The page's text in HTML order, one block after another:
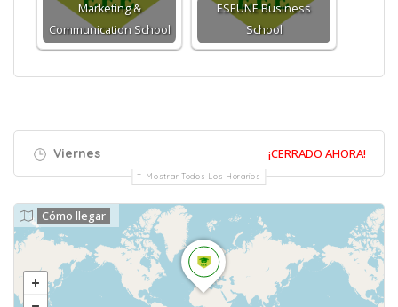
Marketing &
Communication School
ESEUNE Business
School
Viernes ¡CERRADO AHORA!
Mostrar Todos Los Horarios
Cómo llegar